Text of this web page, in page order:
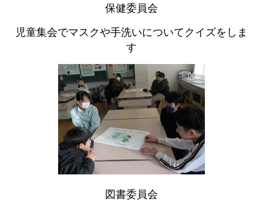
保健委員会
児童集会でマスクや手洗いについてクイズをしま
す
図書委員会